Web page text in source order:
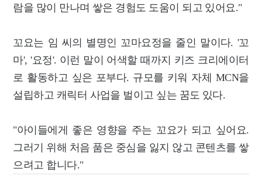
람을 많이 만나며 쌓은 경험도 도움이 되고 있어요."
꼬요는 임 씨의 별명인 꼬마요정을 줄인 말이다. '꼬
마', '요정'. 이런 말이 어색할 때까지 키즈 크리에이터
로 활동하고 싶은 포부다. 규모를 키워 자체 MCN을
설립하고 캐릭터 사업을 벌이고 싶는 꿈도 있다.
"아이들에게 좋은 영향을 주는 꼬요가 되고 싶어요.
그러기 위해 처음 품은 중심을 잃지 않고 콘텐츠를 쌓
으려고 합니다."